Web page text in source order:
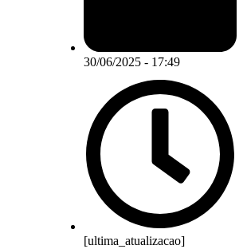
30/06/2025 - 17:49
[ultima_atualizacao]